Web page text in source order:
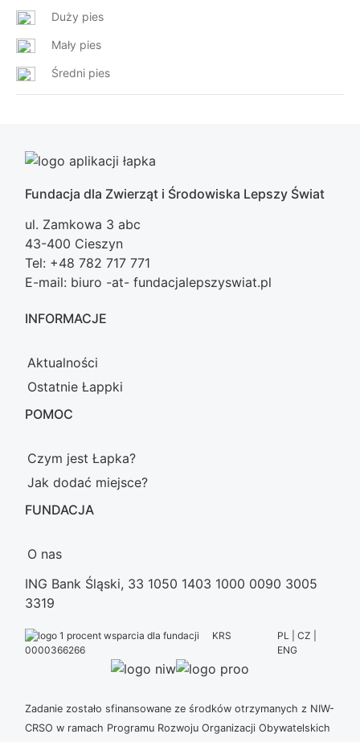
Duży pies
Mały pies
Średni pies
Fundacja dla Zwierząt i Środowiska Lepszy Świat
ul. Zamkowa 3 abc
43-400 Cieszyn
Tel: +48 782 717 771
E-mail: biuro -at- fundacjalepszyswiat.pl
INFORMACJE
Aktualności
Ostatnie Łappki
POMOC
Czym jest Łapka?
Jak dodać miejsce?
FUNDACJA
O nas
ING Bank Śląski, 33 1050 1403 1000 0090 3005
3319
KRS
0000366266
PL | CZ |
ENG
Zadanie zostało sfinansowane ze środków otrzymanych z NIW-
CRSO w ramach Programu Rozwoju Organizacji Obywatelskich